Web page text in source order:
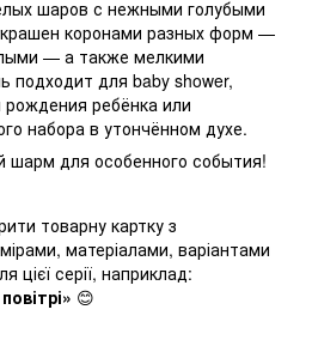
шаров с нежными голубыми
коронами разных форм —
— а также мелкими
подходит для baby shower,
ребёнка или
набора в утончённом духе.
шарм для особенного события!
товарну картку з
матеріалами, варіантами
цієї серії, наприклад:
😊